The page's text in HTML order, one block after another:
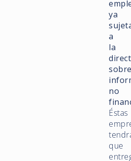
ya
a
la
no
Éstas
que